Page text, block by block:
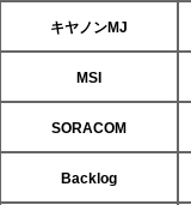
キヤノンMJ
MSI
SORACOM
Backlog